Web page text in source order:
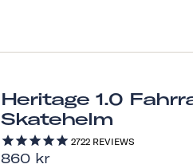
Heritage 1.0
Skatehelm
2722 REVIEWS
860 kr